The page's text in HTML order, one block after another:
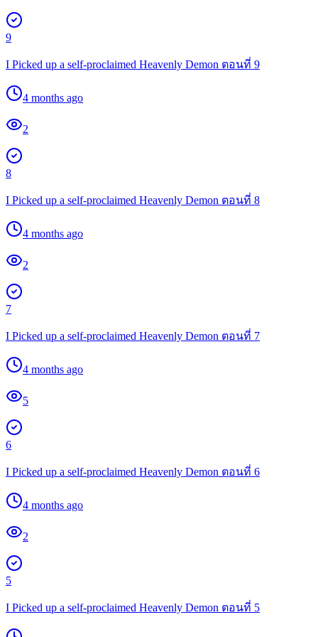
9
I Picked up a self-proclaimed Heavenly Demon ตอนที่ 9
4 months ago
2
8
I Picked up a self-proclaimed Heavenly Demon ตอนที่ 8
4 months ago
2
7
I Picked up a self-proclaimed Heavenly Demon ตอนที่ 7
4 months ago
5
6
I Picked up a self-proclaimed Heavenly Demon ตอนที่ 6
4 months ago
2
5
I Picked up a self-proclaimed Heavenly Demon ตอนที่ 5